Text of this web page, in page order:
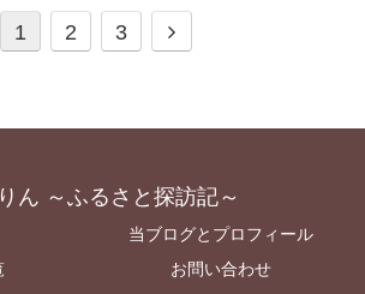
1 2 3
ん ～ふるさと探訪記～
当ブログとプロフィール
お問い合わせ